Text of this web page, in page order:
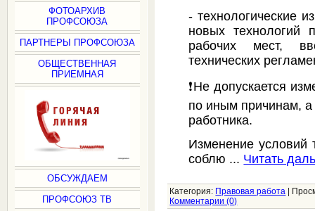
ФОТОАРХИВ
ПРОФСОЮЗА
ПАРТНЕРЫ ПРОФСОЮЗА
ОБЩЕСТВЕННАЯ
ПРИЕМНАЯ
ОБСУЖДАЕМ
ПРОФСОЮЗ ТВ
- технологические
новых технологий
рабочих мест,
технических
❗️Не допускается
по иным причинам, а
работника.
Изменение условий
соблю ... Читать
Категория: Правовая работа |
Комментарии (0)